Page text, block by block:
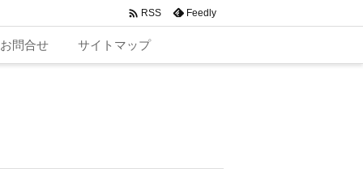
お問合せ サイトマップ
 RSS Feedly